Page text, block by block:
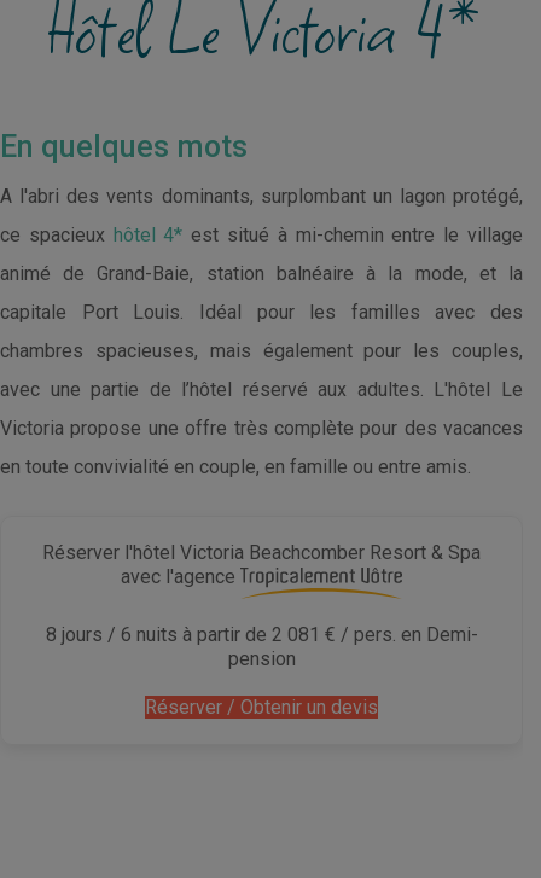
Hôtel Le Victoria 4*
En quelques mots
A l'abri des vents dominants, surplombant un lagon protégé,
ce spacieux hôtel 4* est situé à mi-chemin entre le village
animé de Grand-Baie, station balnéaire à la mode, et la
capitale Port Louis. Idéal pour les familles avec des
chambres spacieuses, mais également pour les couples,
avec une partie de l’hôtel réservé aux adultes. L'hôtel Le
Victoria propose une offre très complète pour des vacances
en toute convivialité en couple, en famille ou entre amis.
Réserver l'hôtel Victoria Beachcomber Resort & Spa
avec l'agence
8 jours / 6 nuits à partir de 2 081 € / pers. en Demi-
pension
Réserver / Obtenir un devis